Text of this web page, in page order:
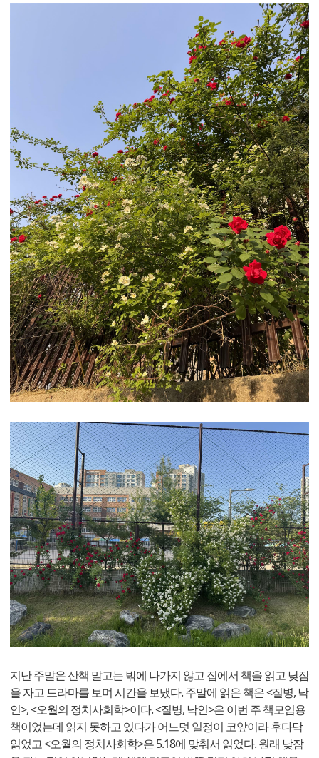
지난 주말은 산책 말고는 밖에 나가지 않고 집에서 책을 읽고 낮잠
을 자고 드라마를 보며 시간을 보냈다. 주말에 읽은 책은 <질병, 낙
인>, <오월의 정치사회학>이다. <질병, 낙인>은 이번 주 책모임용
책이었는데 읽지 못하고 있다가 어느덧 일정이 코앞이라 후다닥
읽었고 <오월의 정치사회학>은 5.18에 맞춰서 읽었다. 원래 낮잠